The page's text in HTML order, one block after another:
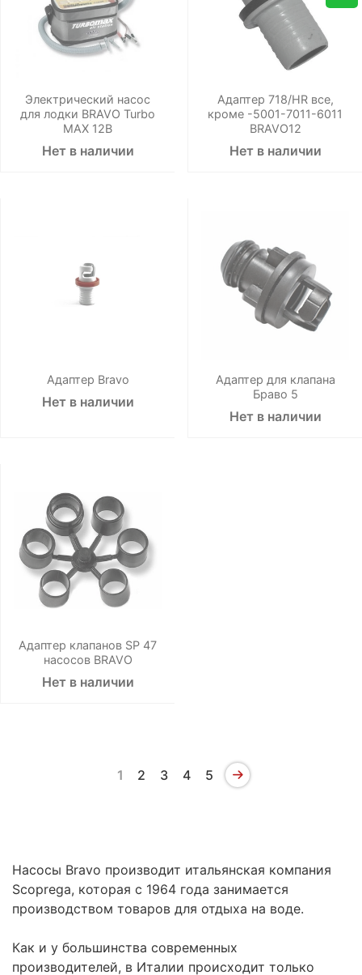
Электрический насос
для лодки BRAVO Turbo
MAX 12В
Нет в наличии
Адаптер 718/HR все,
кроме -5001-7011-6011
BRAVO12
Нет в наличии
Адаптер Bravo
Нет в наличии
Адаптер для клапана
Браво 5
Нет в наличии
Адаптер клапанов SP 47
насосов BRAVO
Нет в наличии
1 2 3 4 5
Насосы Bravo производит итальянская компания
Scoprega, которая с 1964 года занимается
производством товаров для отдыха на воде.
Как и у большинства современных
производителей, в Италии происходит только